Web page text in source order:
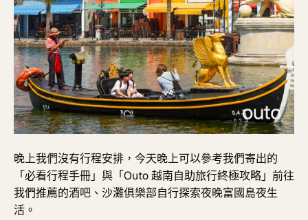
晚上我們沒有行程安排，今天晚上可以參考我們寄出的
「必看行程手冊」與 「Outo越南自助旅行終極攻略」前往
我們推薦的酒吧、沙灘俱樂部自行探索夜晚富國島夜生
活。